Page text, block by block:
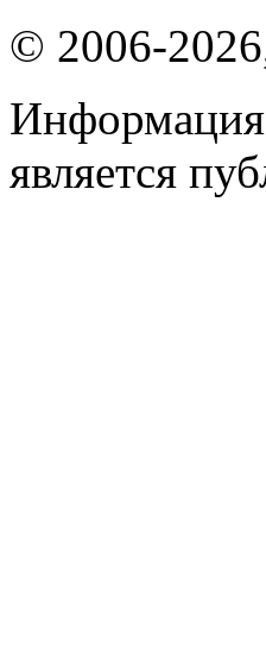
© 2006-
Информация
является